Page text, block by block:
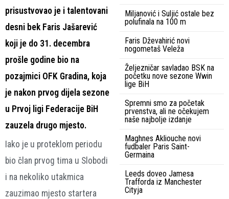
prisustvovao je i talentovani
desni bek Faris Jašarević
koji je do 31. decembra
prošle godine bio na
pozajmici OFK Gradina, koja
je nakon prvog dijela sezone
u Prvoj ligi Federacije BiH
zauzela drugo mjesto.
Iako je u proteklom periodu
bio član prvog tima u Slobodi
i na nekoliko utakmica
zauzimao mjesto startera
Miljanović i Suljić ostale bez
polufinala na 100 m
Faris Dževahirić novi
nogometaš Veleža
Željezničar savladao BSK na
početku nove sezone Wwin
lige BiH
Spremni smo za početak
prvenstva, ali ne očekujem
naše najbolje izdanje
Maghnes Akliouche novi
fudbaler Paris Saint-
Germaina
Leeds doveo Jamesa
Trafforda iz Manchester
Cityja